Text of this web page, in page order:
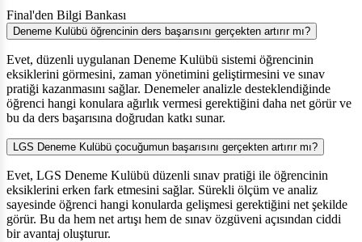
Final'den Bilgi Bankası
Deneme Kulübü öğrencinin ders başarısını gerçekten artırır mı?
Evet, düzenli uygulanan Deneme Kulübü sistemi öğrencinin
eksiklerini görmesini, zaman yönetimini geliştirmesini ve sınav
pratiği kazanmasını sağlar. Denemeler analizle desteklendiğinde
öğrenci hangi konulara ağırlık vermesi gerektiğini daha net görür ve
bu da ders başarısına doğrudan katkı sunar.
LGS Deneme Kulübü çocuğumun başarısını gerçekten artırır mı?
Evet, LGS Deneme Kulübü düzenli sınav pratiği ile öğrencinin
eksiklerini erken fark etmesini sağlar. Sürekli ölçüm ve analiz
sayesinde öğrenci hangi konularda gelişmesi gerektiğini net şekilde
görür. Bu da hem net artışı hem de sınav özgüveni açısından ciddi
bir avantaj oluşturur.